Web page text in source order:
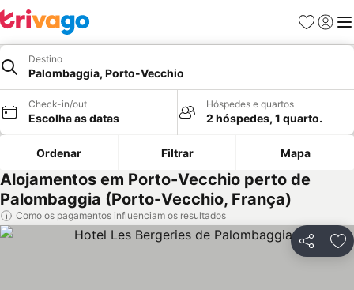
Favoritos
Iniciar
Destino
Palombaggia, Porto-Vecchio
Check-in/out
Escolha as datas
Hóspedes e quartos
2 hóspedes, 1 quarto.
Ordenar Filtrar Mapa
Alojamentos em Porto-Vecchio perto de
Palombaggia (Porto-Vecchio, França)
Como os pagamentos influenciam os resultados
Partilhar